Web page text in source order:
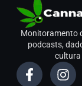
Monitoramento
podcasts,
cultura